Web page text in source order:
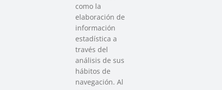
SAREEN SAREA
como la
elaboración de
información
estadística a
través del
análisis de sus
hábitos de
navegación. Al